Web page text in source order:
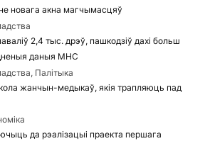
новага акна магчымасцяў
2,4 тыс. дрэў, пашкодзіў дахі больш
даныя МНС
Палітыка
жанчын-медыкаў, якія трапляюць пад
да рэалізацыі праекта першага